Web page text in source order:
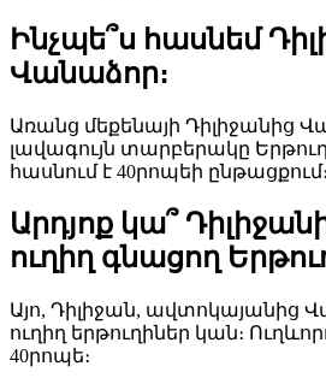
Ինչպե՞ս հասնեմ
Վանաձոր։
Առանց մեքենայի Դիլիջանից
լավագույն տարբերակը
հասնում է 40րոպեի ընթացքում։
Արդյոք կա՞
ուղիղ գնացող
Այո, Դիլիջան, ավտոկայանից
ուղիղ երթուղիներ կան։
40րոպե։